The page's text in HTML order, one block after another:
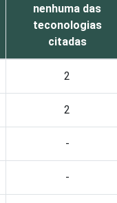
nenhuma das
teconologias
citadas
2
2
-
-